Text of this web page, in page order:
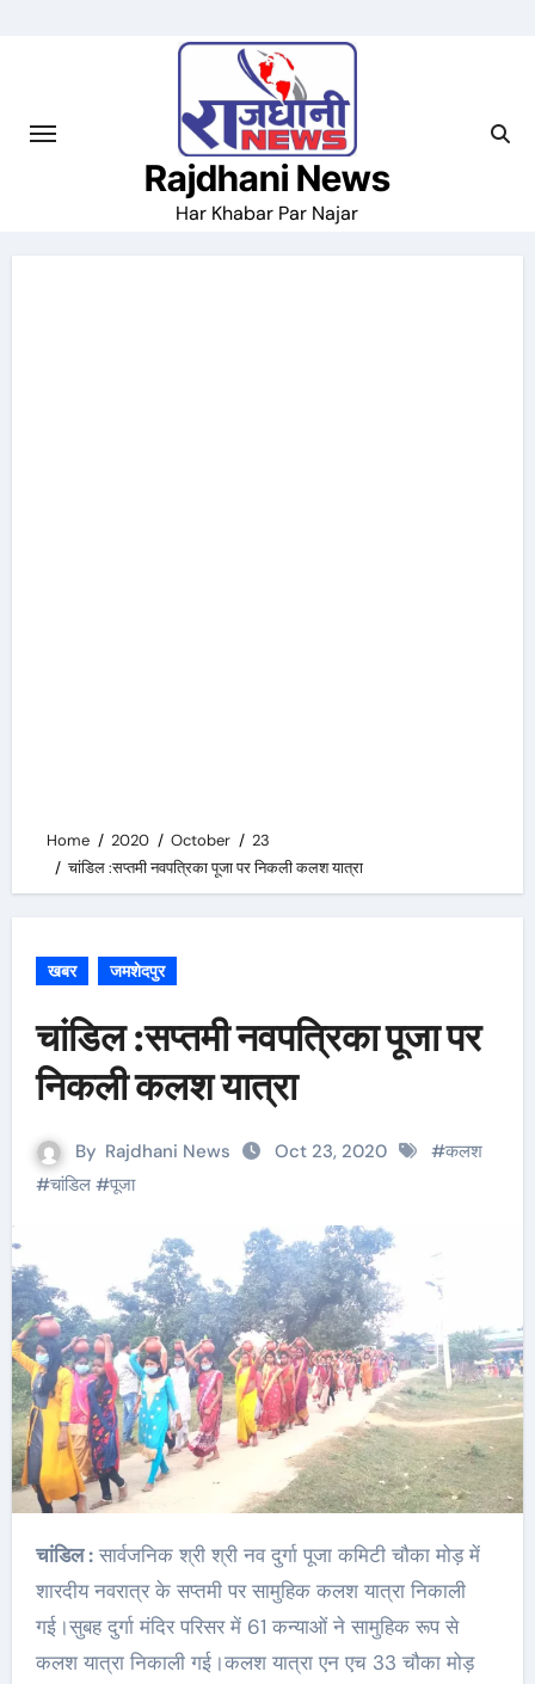
Rajdhani News
Har Khabar Par Najar
Home 2020 October
23
चांडिल :सप्तमी नवपत्रिका पूजा पर निकली कलश यात्रा
खबर जमशेदपुर
चांडिल :सप्तमी नवपत्रिका पूजा पर
निकली कलश यात्रा
By Rajdhani News Oct 23, 2020 #कलश
#चांडिल#पूजा
चांडिल :सार्वजनिक श्री श्री नव दुर्गा पूजा कमिटी चौका मोड़ में
शारदीय नवरात्र के सप्तमी पर सामुहिक कलश यात्रा निकाली
गई।सुबह दुर्गा मंदिर परिसर में 61 कन्याओं ने सामुहिक रूप से
कलश यात्रा निकाली गई।कलश यात्रा एन एच 33 चौका मोड़